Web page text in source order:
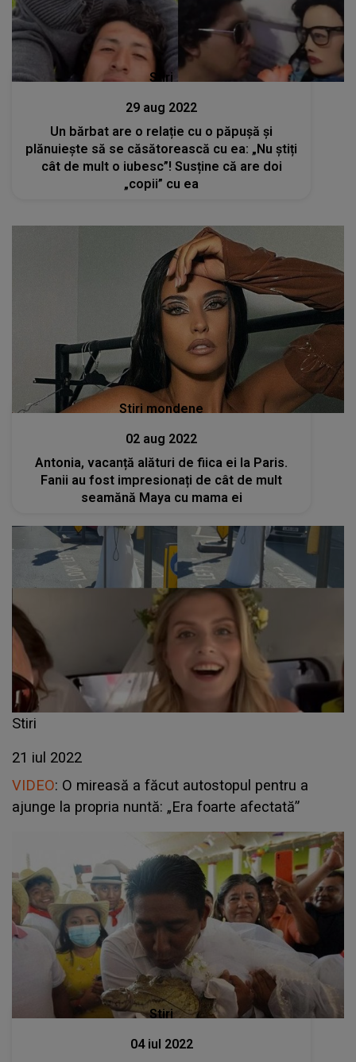
Stiri
29 aug 2022
Un bărbat are o relație cu o păpușă și
plănuiește să se căsătorească cu ea: „Nu știți
cât de mult o iubesc”! Susține că are doi
„copii” cu ea
Stiri mondene
02 aug 2022
Antonia, vacanță alături de fiica ei la Paris.
Fanii au fost impresionați de cât de mult
seamănă Maya cu mama ei
Stiri
21 iul 2022
VIDEO: O mireasă a făcut autostopul pentru a
ajunge la propria nuntă: „Era foarte afectată”
Stiri
04 iul 2022